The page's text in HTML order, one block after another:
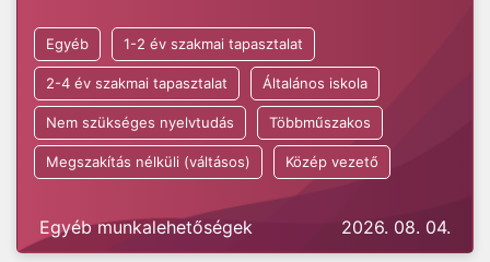
Egyéb 1-2 év szakmai tapasztalat
2-4 év szakmai tapasztalat Általános iskola
Nem szükséges nyelvtudás Többműszakos
Megszakítás nélküli (váltásos) Közép vezető
Egyéb munkalehetőségek 2026. 08. 04.